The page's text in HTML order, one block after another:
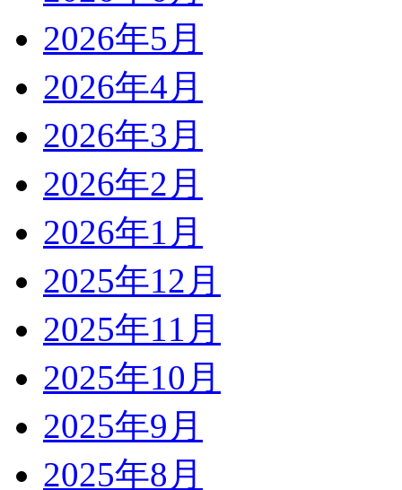
2026年5月
2026年4月
2026年3月
2026年2月
2026年1月
2025年12月
2025年11月
2025年10月
2025年9月
2025年8月